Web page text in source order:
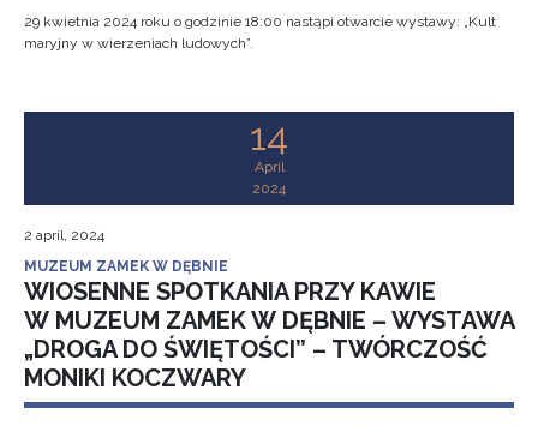
29 kwietnia 2024 roku o godzinie 18:00 nastąpi otwarcie wystawy: „Kult
maryjny w wierzeniach ludowych”.
14
April
2024
2 april, 2024
MUZEUM ZAMEK W DĘBNIE
WIOSENNE SPOTKANIA PRZY KAWIE
W MUZEUM ZAMEK W DĘBNIE – WYSTAWA
„DROGA DO ŚWIĘTOŚCI” – TWÓRCZOŚĆ
MONIKI KOCZWARY